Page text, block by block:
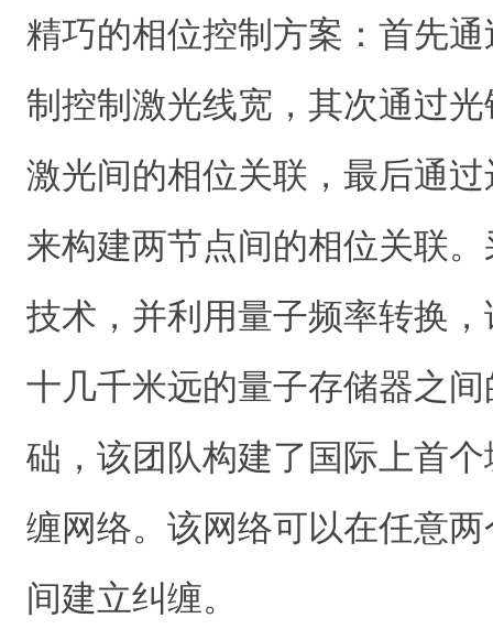
精巧的相位控制方案：首先
制控制激光线宽，其次通过
激光间的相位关联，最后通
来构建两节点间的相位关联
技术，并利用量子频率转换
十几千米远的量子存储器之
础，该团队构建了国际上首
缠网络。该网络可以在任意
间建立纠缠。